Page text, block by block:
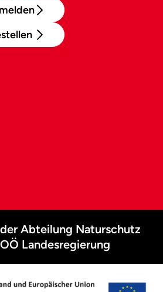
Abteilung Naturschutz
Landesregierung